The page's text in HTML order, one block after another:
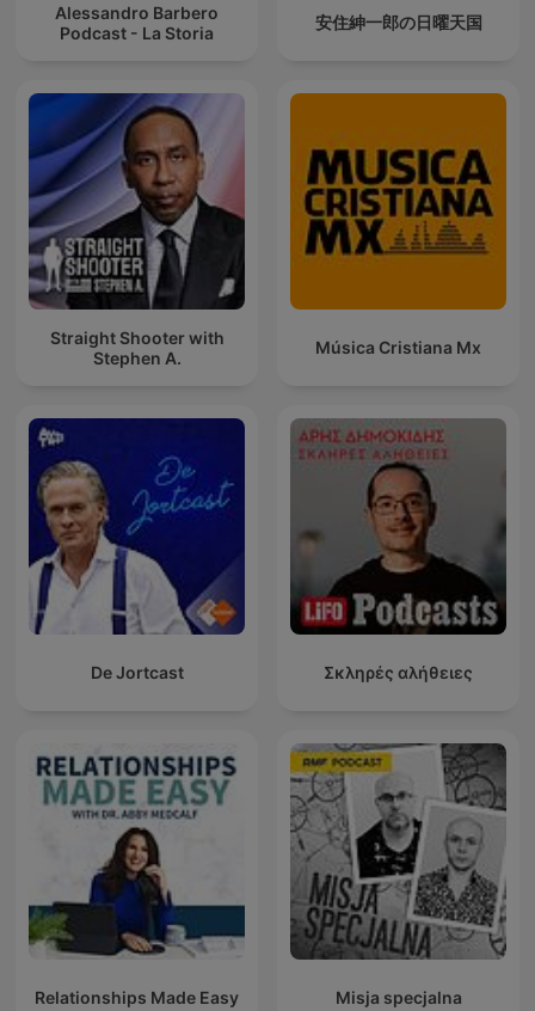
Alessandro Barbero
Podcast - La Storia
安住紳一郎の日曜天国
Straight Shooter with
Stephen A.
Música Cristiana Mx
De Jortcast Σκληρές αλήθειες
Relationships Made Easy Misja specjalna